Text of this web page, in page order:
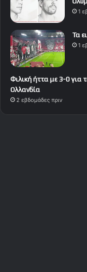
1
Τα
1
Φιλική ήττα με 3-0 για
Ολλανδία
2 εβδομάδες πριν